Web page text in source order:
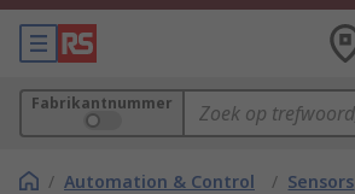
Fabrikantnummer
/ Automation & Control
/ Sensors